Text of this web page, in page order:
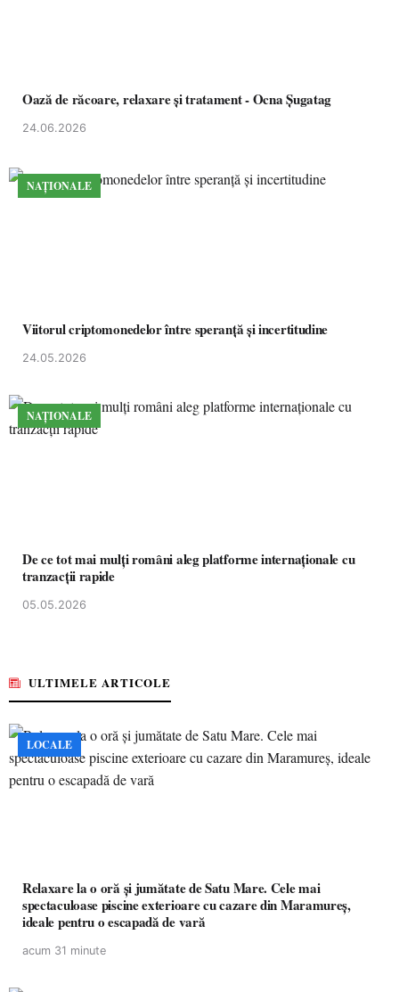
Oază de răcoare, relaxare și tratament - Ocna Șugatag
24.06.2026
NAȚIONALE
Viitorul criptomonedelor între speranță și incertitudine
24.05.2026
NAȚIONALE
De ce tot mai mulți români aleg platforme internaționale cu
tranzacții rapide
05.05.2026
ULTIMELE ARTICOLE
LOCALE
Relaxare la o oră și jumătate de Satu Mare. Cele mai
spectaculoase piscine exterioare cu cazare din Maramureș,
ideale pentru o escapadă de vară
acum 31 minute